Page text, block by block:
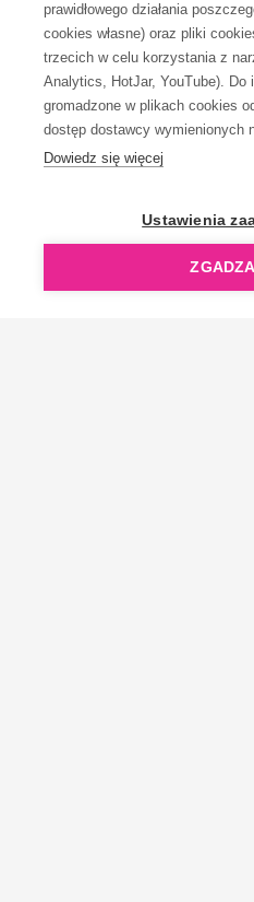
prawidłowego działania
cookies własne) oraz pliki
trzecich w celu korzystania z
Analytics, HotJar, YouTube). Do
gromadzone w plikach cookies
dostęp dostawcy wymienionych
Dowiedz się więcej
Ustawienia
KONTAKT
OpenGift jest